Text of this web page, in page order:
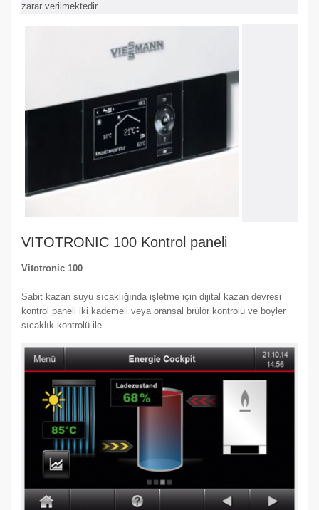
zarar verilmektedir.
VITOTRONIC 100 Kontrol paneli
Vitotronic 100
Sabit kazan suyu sıcaklığında işletme için dijital kazan devresi
kontrol paneli iki kademeli veya oransal brülör kontrolü ve boyler
sıcaklık kontrolü ile.